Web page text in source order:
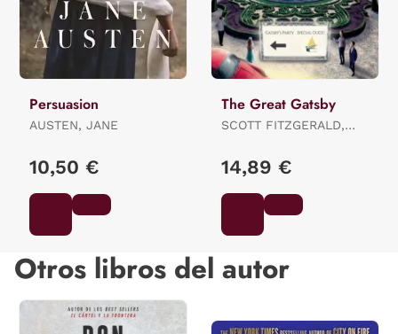
Persuasion
AUSTEN, JANE
10,50 €
The Great Gatsby
SCOTT FITZGERALD,
14,89 €
Otros libros del autor